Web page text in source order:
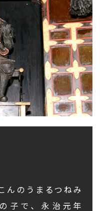
んのうまるつねみ
子で、永治元年